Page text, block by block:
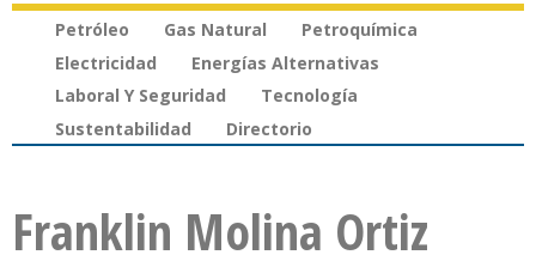
Petróleo Gas Natural
Petroquímica
Electricidad
Energías Alternativas
Laboral Y Seguridad
Tecnología
Sustentabilidad
Directorio
Franklin Molina Ortiz